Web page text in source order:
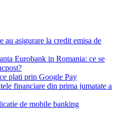
au asigurare la credit emisa de
Eurobank in Romania: ce se
plati prin Google Pay
financiare din prima jumatate a
de mobile banking